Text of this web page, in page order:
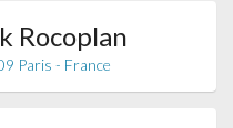
Rocoplan
Paris - France